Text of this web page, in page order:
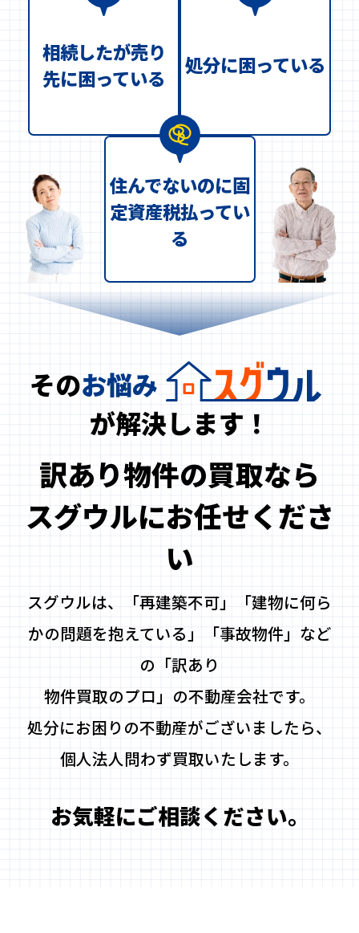
相続したが売り
先に困っている
処分に困っている
住んでないのに固
定資産税払ってい
る
そのお悩み
が解決します！
訳あり物件の買取なら
スグウルにお任せくださ
い
スグウルは、「再建築不可」「建物に何ら
かの問題を抱えている」「事故物件」など
の「訳あり
物件買取のプロ」の不動産会社です。
処分にお困りの不動産がございましたら、
個人法人問わず買取いたします。
お気軽にご相談ください。